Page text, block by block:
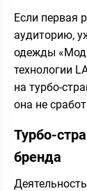
Если первая
аудиторию,
одежды
технологии
на турбо-
она не
Турбо-
бренда